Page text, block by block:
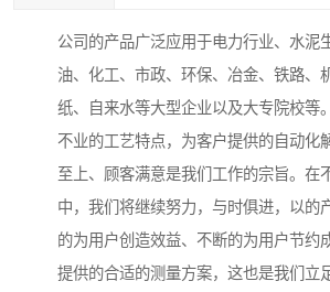
公司的产品广泛应用于电力行业、水泥
油、化工、市政、环保、冶金、铁路、
纸、自来水等大型企业以及大专院校等
不业的工艺特点，为客户提供的自动化
至上、顾客满意是我们工作的宗旨。在
中，我们将继续努力，与时俱进，以的
的为用户创造效益、不断的为用户节约
提供的合适的测量方案，这也是我们立